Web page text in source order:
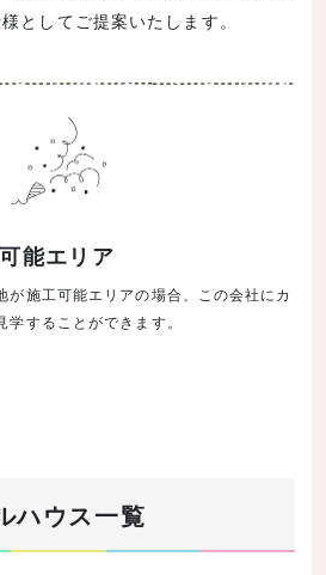
としてご提案いたします。
能エリア
が施工可能エリアの場合、この会社にカ
することができます。
ハウス一覧